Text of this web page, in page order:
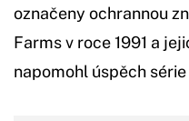
označeny ochrannou
Farms v roce 1991 a
napomohl úspěch